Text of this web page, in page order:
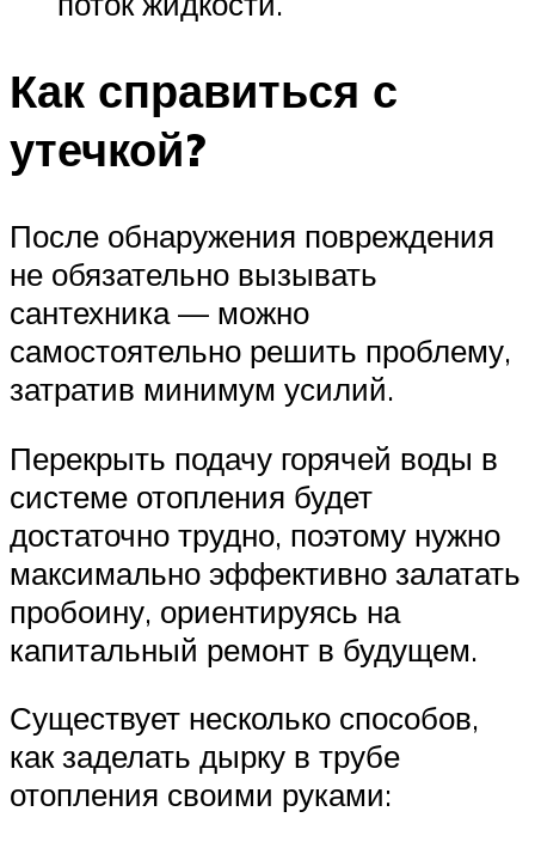
Как справиться с
утечкой?
После обнаружения повреждения
не обязательно вызывать
сантехника — можно
самостоятельно решить проблему,
затратив минимум усилий.
Перекрыть подачу горячей воды в
системе отопления будет
достаточно трудно, поэтому нужно
максимально эффективно залатать
пробоину, ориентируясь на
капитальный ремонт в будущем.
Существует несколько способов,
как заделать дырку в трубе
отопления своими руками: